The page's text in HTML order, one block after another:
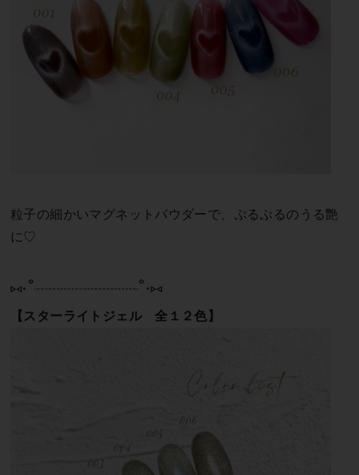
粒子の細かいマグネットパウダーで、ぷるぷるのうる艶
に♡
⑅∙˚┈┈┈┈┈┈┈┈┈˚∙⑅
【スターライトジェル 全１２色】